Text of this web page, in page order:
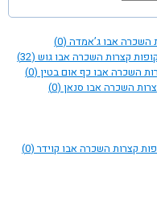
השכרה אבו ג’אמדה (0)
קצרות השכרה אבו גוש (32)
השכרה אבו כף אום בטין (0)
השכרה אבו סנאן (0)
קצרות השכרה אבו קוידר (0)